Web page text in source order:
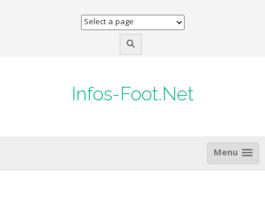
Infos-Foot.Net
Menu